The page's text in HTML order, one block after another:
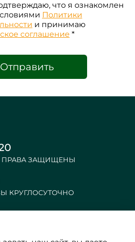
что я ознакомлен
Политики
и принимаю
соглашение *
Отправить
ПРАВА ЗАЩИЩЕНЫ
КРУГЛОСУТОЧНО